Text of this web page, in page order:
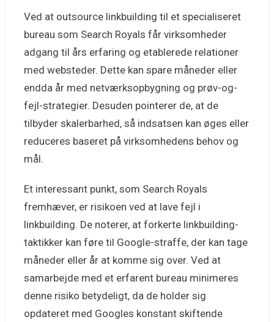
Ved at outsource linkbuilding til et specialiseret
bureau som Search Royals får virksomheder
adgang til års erfaring og etablerede relationer
med websteder. Dette kan spare måneder eller
endda år med netværksopbygning og prøv-og-
fejl-strategier. Desuden pointerer de, at de
tilbyder skalerbarhed, så indsatsen kan øges eller
reduceres baseret på virksomhedens behov og
mål.
Et interessant punkt, som Search Royals
fremhæver, er risikoen ved at lave fejl i
linkbuilding. De noterer, at forkerte linkbuilding-
taktikker kan føre til Google-straffe, der kan tage
måneder eller år at komme sig over. Ved at
samarbejde med et erfarent bureau minimeres
denne risiko betydeligt, da de holder sig
opdateret med Googles konstant skiftende